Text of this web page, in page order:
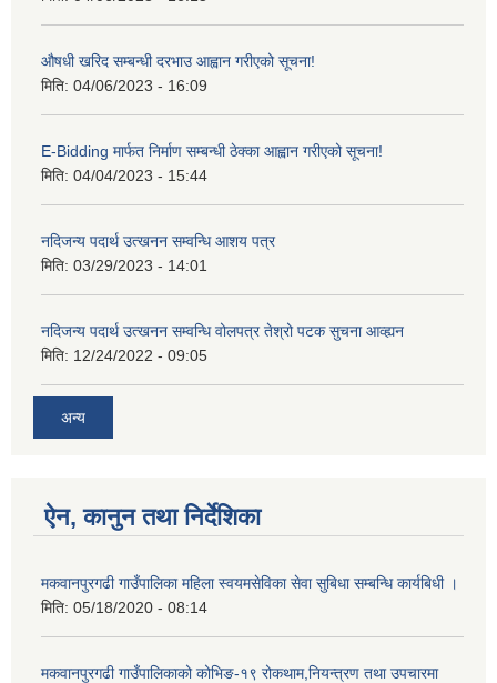
औषधी खरिद सम्बन्धी दरभाउ आह्वान गरीएको सूचना!
मिति: 04/06/2023 - 16:09
E-Bidding मार्फत निर्माण सम्बन्धी ठेक्का आह्वान गरीएको सूचना!
मिति: 04/04/2023 - 15:44
नदिजन्य पदार्थ उत्खनन सम्वन्धि आशय पत्र
मिति: 03/29/2023 - 14:01
नदिजन्य पदार्थ उत्खनन सम्वन्धि वोलपत्र तेश्रो पटक सुचना आव्ह्यन
मिति: 12/24/2022 - 09:05
अन्य
ऐन, कानुन तथा निर्देशिका
मकवानपुरगढी गाउँपालिका महिला स्वयमसेविका सेवा सुबिधा सम्बन्धि कार्यबिधी ।
मिति: 05/18/2020 - 08:14
मकवानपुरगढी गाउँपालिकाको कोभिङ-१९ रोकथाम,नियन्त्रण तथा उपचारमा